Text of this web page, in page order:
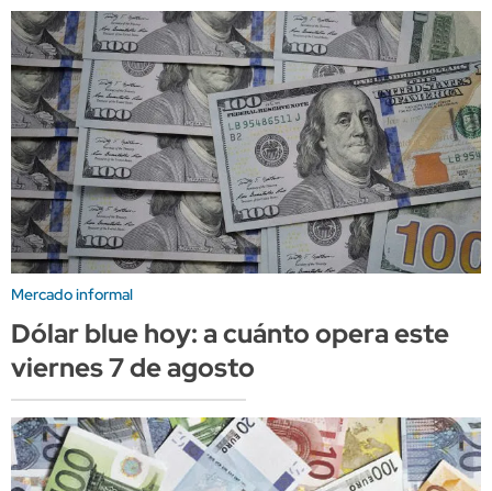
Mercado informal
Dólar blue hoy: a cuánto opera este
viernes 7 de agosto